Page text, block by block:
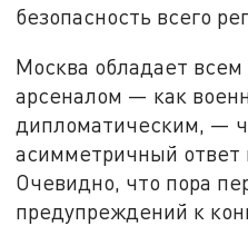
безопасность всего
Москва обладает
арсеналом — как
дипломатическим, —
асимметричный ответ
Очевидно, что пора
предупреждений к